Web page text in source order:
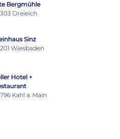
Bergmühle
Dreieich
Sinz
Wiesbaden
Hotel +
Kahl a. Main